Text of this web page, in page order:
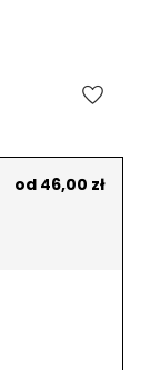
od 46,00 zł